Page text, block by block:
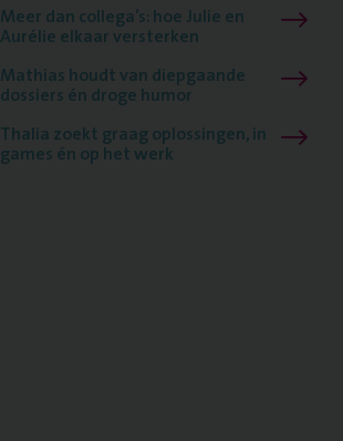
Meer dan collega’s: hoe Julie en
Aurélie elkaar versterken
Mathias houdt van diepgaande
dossiers én droge humor
Thalia zoekt graag oplossingen, in
games én op het werk